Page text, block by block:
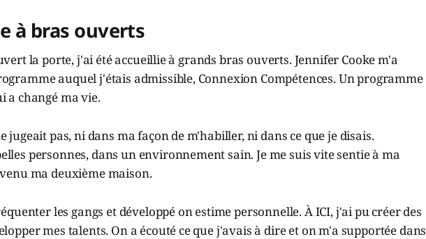
à bras ouverts
la porte, j'ai été accueillie à grands bras ouverts. Jennifer Cooke m'a
auquel j'étais admissible, Connexion Compétences. Un programme
a changé ma vie.
jugeait pas, ni dans ma façon de m'habiller, ni dans ce que je disais.
personnes, dans un environnement sain. Je me suis vite sentie à ma
ma deuxième maison.
les gangs et développé on estime personnelle. À ICI, j'ai pu créer des
mes talents. On a écouté ce que j'avais à dire et on m'a supportée dans